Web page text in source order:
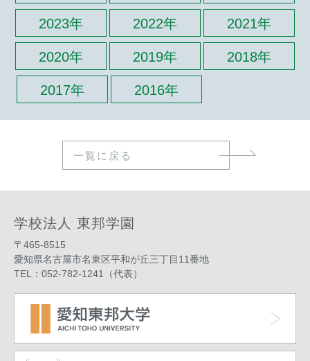
2023年 2022年 2021年
2020年 2019年 2018年
2017年 2016年
一覧に戻る
学校法人 東邦学園
〒465-8515
愛知県名古屋市名東区平和が丘三丁目11番地
TEL：052-782-1241（代表）